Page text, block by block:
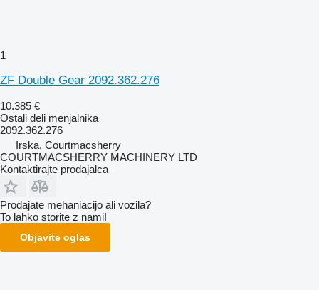
1
ZF Double Gear 2092.362.276
10.385 €
Ostali deli menjalnika
2092.362.276
Irska, Courtmacsherry
COURTMACSHERRY MACHINERY LTD
Kontaktirajte prodajalca
Prodajate mehaniacijo ali vozila?
To lahko storite z nami!
Objavite oglas